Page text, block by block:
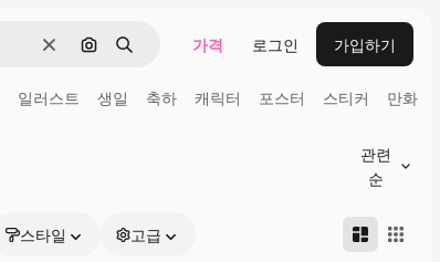
지우기이미지로 검색
검색 가격 로그인 가입하기
일러스트 생일 축하 캐릭터 포스터 스티커 만화
관련
순
스타일 고급